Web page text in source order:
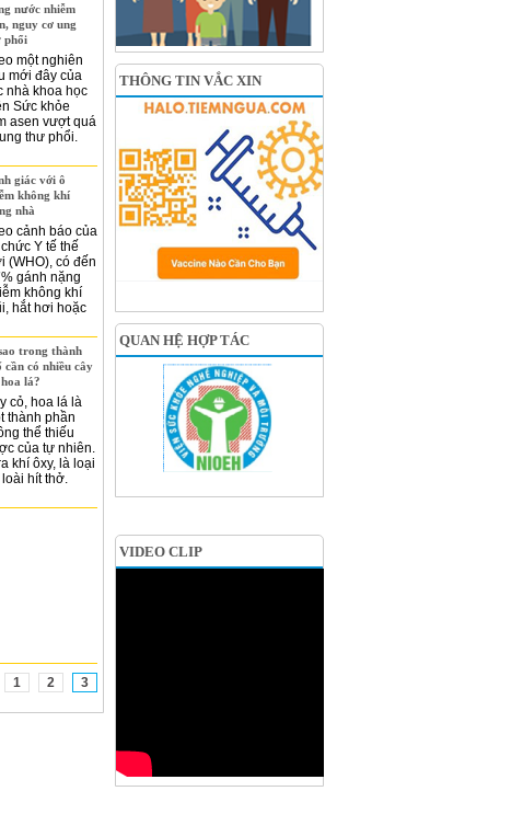
nước nhiễm
nguy cơ ung
phổi
một nghiên
mới đây của
nhà khoa học
Sức khỏe
asen vượt quá
thư phổi.
giác với ô
không khí
nhà
cảnh báo của
Y tế thế
(WHO), có đến
gánh nặng
không khí
hắt hơi hoặc
trong thành
cần có nhiều cây
lá?
cỏ, hoa lá là
thành phần
thể thiếu
của tự nhiên.
khí ôxy, là loại
hít thở.
1 2 3
THÔNG TIN VẮC XIN
QUAN HỆ HỢP TÁC
VIDEO CLIP